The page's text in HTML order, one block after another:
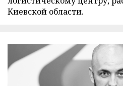
Киевской области.